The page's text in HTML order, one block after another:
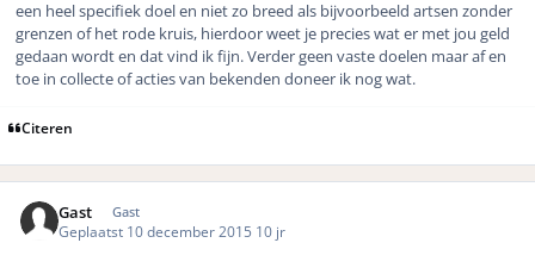
een heel specifiek doel en niet zo breed als bijvoorbeeld artsen zonder
grenzen of het rode kruis, hierdoor weet je precies wat er met jou geld
gedaan wordt en dat vind ik fijn. Verder geen vaste doelen maar af en
toe in collecte of acties van bekenden doneer ik nog wat.
Citeren
Gast Gast
Geplaatst 10 december 2015 10 jr